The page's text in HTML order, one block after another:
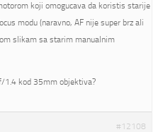
koji omogucava da koristis starije
modu (naravno, AF nije super brz ali
slikam sa starim manualnim
1.4 kod 35mm objektiva?
#12108